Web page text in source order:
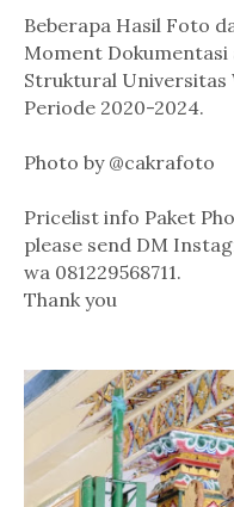
Beberapa Hasil Foto
Moment Dokumentasi
Struktural Universitas
Periode 2020-2024.
Photo by @cakrafoto
Pricelist info Paket
please send DM
wa 081229568711.
Thank you